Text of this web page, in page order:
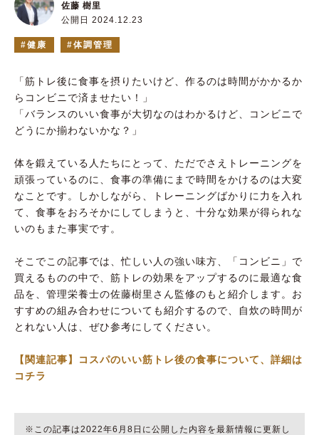
公開日 2024.12.23
佐藤 樹里
健康 体調管理
「筋トレ後に食事を摂りたいけど、作るのは時間がかかるか
らコンビニで済ませたい！」
「バランスのいい食事が大切なのはわかるけど、コンビニで
どうにか揃わないかな？」
体を鍛えている人たちにとって、ただでさえトレーニングを
頑張っているのに、食事の準備にまで時間をかけるのは大変
なことです。しかしながら、トレーニングばかりに力を入れ
て、食事をおろそかにしてしまうと、十分な効果が得られな
いのもまた事実です。
そこでこの記事では、忙しい人の強い味方、「コンビニ」で
買えるものの中で、筋トレの効果をアップするのに最適な食
品を、管理栄養士の佐藤樹里さん監修のもと紹介します。お
すすめの組み合わせについても紹介するので、自炊の時間が
とれない人は、ぜひ参考にしてください。
【関連記事】コスパのいい筋トレ後の食事について、詳細は
コチラ
※この記事は2022年6月8日に公開した内容を最新情報に更新し